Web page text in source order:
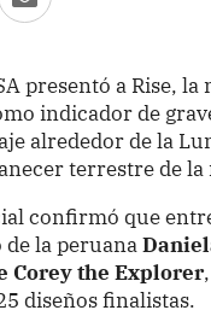
presentó a Rise,
indicador de
alrededor de la
terrestre de
confirmó que
de la peruana
Corey the Explorer
diseños finalistas.